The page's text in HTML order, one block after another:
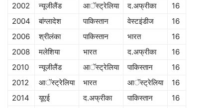
2002
न्यूजीलैंड आॅस्ट्रेलिया द.अफ्रीका
16
2004
बांग्लादेश पाकिस्तान वेस्टइंडीज
16
2006
श्रीलंका पाकिस्तान भारत
16
2008
मलेशिया भारत द.अफ्रीका
16
2010
न्यूजीलैंड आॅस्ट्रेलिया पाकिस्तान
16
2012
आॅस्ट्रेलिया भारत आॅस्ट्रेलिया
16
2014
यूएई द.अफ्रीका पाकिस्तान
16